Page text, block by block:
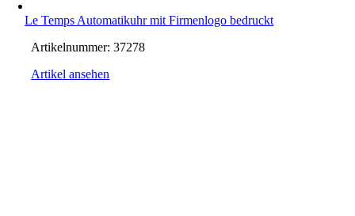
Le Temps Automatikuhr mit Firmenlogo bedruckt
Artikelnummer:37278
Artikel ansehen